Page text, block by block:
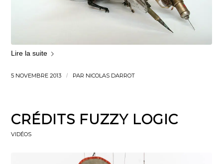
Lire la suite
5 NOVEMBRE 2013 / PAR NICOLAS DARROT
CRÉDITS FUZZY LOGIC
VIDÉOS